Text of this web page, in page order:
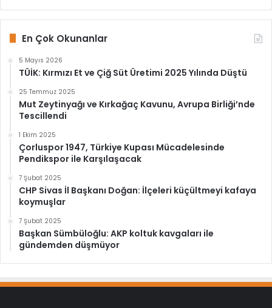
En Çok Okunanlar
5 Mayıs 2026
TÜİK: Kırmızı Et ve Çiğ Süt Üretimi 2025 Yılında Düştü
25 Temmuz 2025
Mut Zeytinyağı ve Kırkağaç Kavunu, Avrupa Birliği’nde
Tescillendi
1 Ekim 2025
Çorluspor 1947, Türkiye Kupası Mücadelesinde
Pendikspor ile Karşılaşacak
7 Şubat 2025
CHP Sivas İl Başkanı Doğan: İlçeleri küçültmeyi kafaya
koymuşlar
7 Şubat 2025
Başkan Sümbüloğlu: AKP koltuk kavgaları ile
gündemden düşmüyor